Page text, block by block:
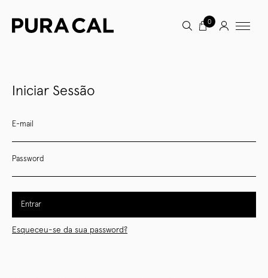
0
Iniciar Sessão
E-mail
Password
Entrar
Esqueceu-se da sua password?